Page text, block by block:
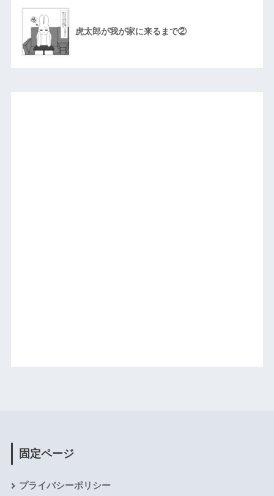
虎太郎が我が家に来るまで②
固定ページ
プライバシーポリシー